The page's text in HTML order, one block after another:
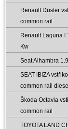
Renault Duster
common rail
Renault Laguna I
Kw
Seat Alhambra
SEAT IBIZA
common rail diesel
Škoda Octavia
common rail
TOYOTA LAND